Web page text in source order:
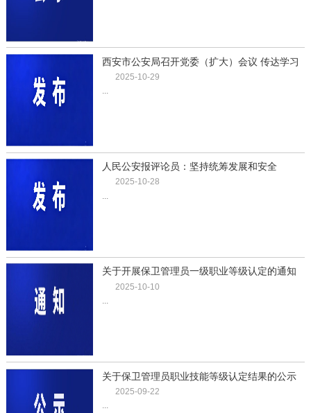
西安市公安局召开党委（扩大）会议 传达学习
党的二十届四中全会精神
2025-10-29
...
人民公安报评论员：坚持统筹发展和安全
2025-10-28
关于开展保卫管理员一级职业等级认定的通知
2025-10-10
关于保卫管理员职业技能等级认定结果的公示
（2025年第2批）
2025-09-22
...